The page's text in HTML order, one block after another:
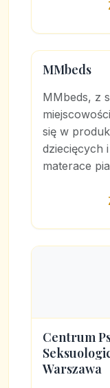
MMbeds
MMbeds, z
się w
dziecięcych
materace
Centrum
Warszawa